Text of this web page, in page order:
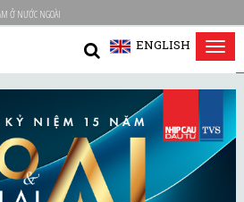
Ở NƯỚC NGOÀI
ENGLISH